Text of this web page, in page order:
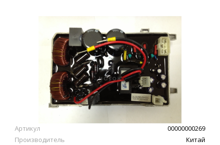
Артикул
00000000269
Производитель
Китай